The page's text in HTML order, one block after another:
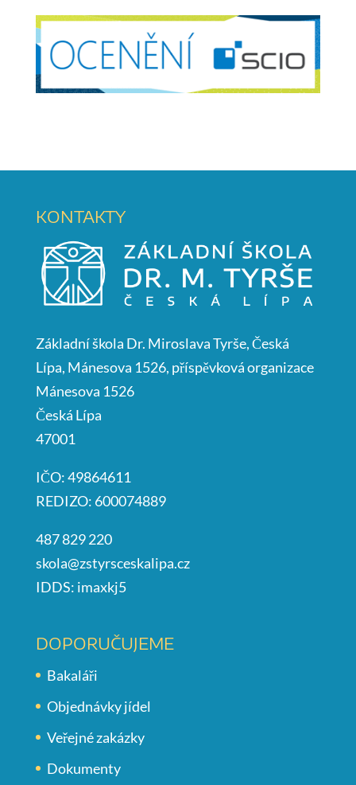
KONTAKTY
Základní škola Dr. Miroslava Tyrše, Česká
Lípa, Mánesova 1526, příspěvková organizace
Mánesova 1526
Česká Lípa
47001
IČO: 49864611
REDIZO: 600074889
487 829 220
skola@zstyrsceskalipa.cz
IDDS: imaxkj5
DOPORUČUJEME
Bakaláři
Objednávky jídel
Veřejné zakázky
Dokumenty